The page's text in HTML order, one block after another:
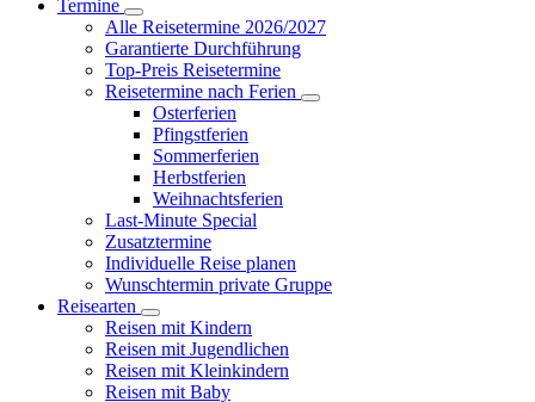
Termine
Alle Reisetermine 2026/2027
Garantierte Durchführung
Top-Preis Reisetermine
Reisetermine nach Ferien
Osterferien
Pfingstferien
Sommerferien
Herbstferien
Weihnachtsferien
Last-Minute Special
Zusatztermine
Individuelle Reise planen
Wunschtermin private Gruppe
Reisearten
Reisen mit Kindern
Reisen mit Jugendlichen
Reisen mit Kleinkindern
Reisen mit Baby